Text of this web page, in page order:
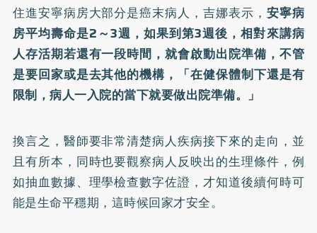
住進安寧病房大部分是癌末病人，吉娜表示，安寧病
房平均壽命是2～3週，如果到第3週後，相對來講病
人存活期若還有一段時間，就會啟動出院準備，不管
是要回家或是去其他的機構，「在健保體制下還是有
限制，病人一入院的當下就要做出院準備。」
換言之，醫師要非常清楚病人疾病接下來的走向，並
且有所本，同時也要觀察病人反映出的生理條件，例
如抽血數據、理學檢查數字佐證，才知道後續何時可
能是生命平穩期，這時候回家才安全。